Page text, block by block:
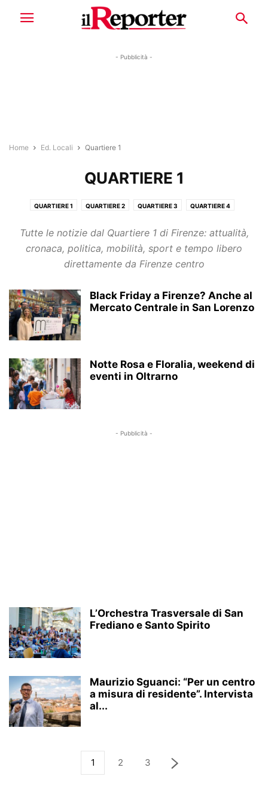
- Pubblicità -
Home Ed. Locali Quartiere 1
QUARTIERE 1
QUARTIERE 1 QUARTIERE 2 QUARTIERE 3 QUARTIERE 4
Tutte le notizie dal Quartiere 1 di Firenze: attualità,
cronaca, politica, mobilità, sport e tempo libero
direttamente da Firenze centro
Black Friday a Firenze? Anche al
Mercato Centrale in San Lorenzo
Notte Rosa e Floralia, weekend di
eventi in Oltrarno
- Pubblicità -
L’Orchestra Trasversale di San
Frediano e Santo Spirito
Maurizio Sguanci: “Per un centro
a misura di residente”. Intervista
al...
1 2 3